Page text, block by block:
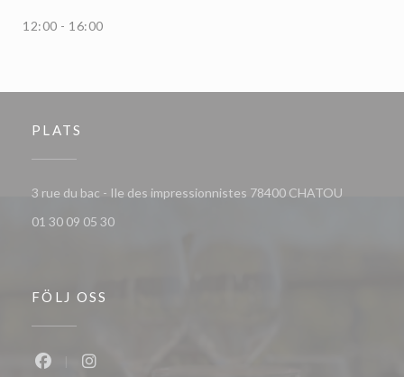
12:00 - 16:00
PLATS
3 rue du bac - Ile des impressionnistes 78400 CHATOU
01 30 09 05 30
FÖLJ OSS